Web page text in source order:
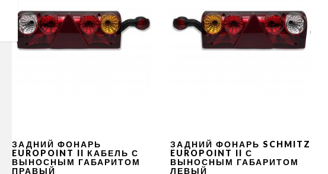
ЗАДНИЙ ФОНАРЬ
EUROPOINT II КАБЕЛЬ С
ВЫНОСНЫМ ГАБАРИТОМ
ПРАВЫЙ
ЗАДНИЙ ФОНАРЬ SCHMITZ
EUROPOINT II С
ВЫНОСНЫМ ГАБАРИТОМ
ЛЕВЫЙ